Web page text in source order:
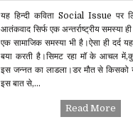
यह हिन्दी कविता Social Issue पर
आतंकवाद सिर्फ एक अन्तर्राष्ट्रीय समस्या
एक सामाजिक समस्या भी है।ऐसा ही दर्द
बया करती है।सिमट रहा मॉ के आचल
इस जन्नत का लाडला।डर मौत से किसको
इस बात से,...
Read More